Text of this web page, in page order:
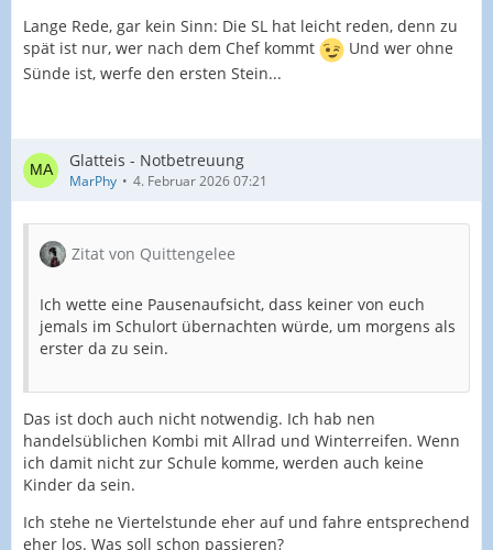
Lange Rede, gar kein Sinn: Die SL hat leicht reden, denn zu
spät ist nur, wer nach dem Chef kommt
Und wer ohne
Sünde ist, werfe den ersten Stein...
Glatteis - Notbetreuung
MarPhy 4. Februar 2026 07:21
Zitat von Quittengelee
Ich wette eine Pausenaufsicht, dass keiner von euch
jemals im Schulort übernachten würde, um morgens als
erster da zu sein.
Das ist doch auch nicht notwendig. Ich hab nen
handelsüblichen Kombi mit Allrad und Winterreifen. Wenn
ich damit nicht zur Schule komme, werden auch keine
Kinder da sein.
Ich stehe ne Viertelstunde eher auf und fahre entsprechend
eher los. Was soll schon passieren?